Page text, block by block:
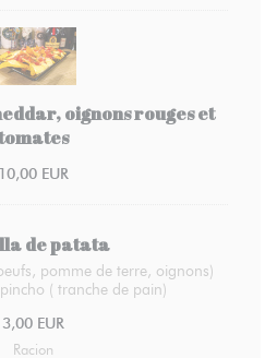
oignons rouges et
10,00 EUR
de patata
pomme de terre, oignons)
( tranche de pain)
3,00 EUR
Racion